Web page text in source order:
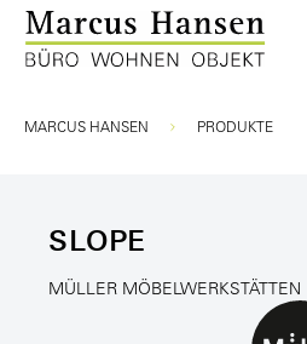
Sie sind hier:
MARCUS HANSEN PRODUKTE
SLOPE
MÜLLER MÖBELWERKSTÄTTEN